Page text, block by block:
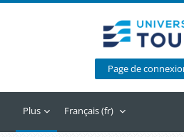
Page de
Plus Français ‎(fr)‎